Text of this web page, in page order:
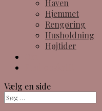
Haven
Hjemmet
Rengøring
Husholdning
Højtider
Vælg en side